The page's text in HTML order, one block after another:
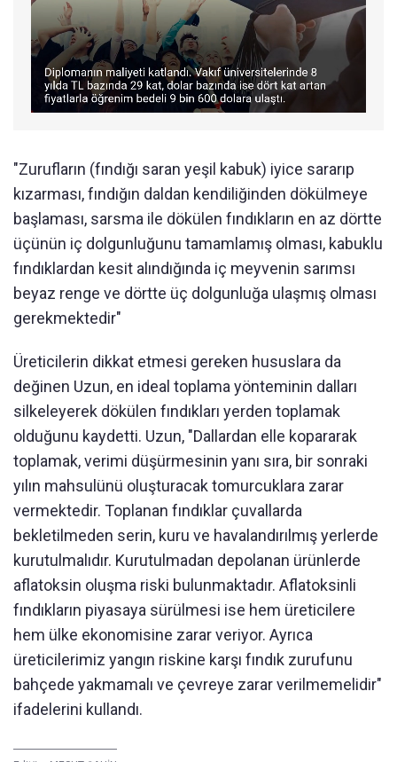
"Zurufların (fındığı saran yeşil kabuk) iyice sararıp
kızarması, fındığın daldan kendiliğinden dökülmeye
başlaması, sarsma ile dökülen fındıkların en az dörtte
üçünün iç dolgunluğunu tamamlamış olması, kabuklu
fındıklardan kesit alındığında iç meyvenin sarımsı
beyaz renge ve dörtte üç dolgunluğa ulaşmış olması
gerekmektedir"
Üreticilerin dikkat etmesi gereken hususlara da
değinen Uzun, en ideal toplama yönteminin dalları
silkeleyerek dökülen fındıkları yerden toplamak
olduğunu kaydetti. Uzun, "Dallardan elle kopararak
toplamak, verimi düşürmesinin yanı sıra, bir sonraki
yılın mahsulünü oluşturacak tomurcuklara zarar
vermektedir. Toplanan fındıklar çuvallarda
bekletilmeden serin, kuru ve havalandırılmış yerlerde
kurutulmalıdır. Kurutulmadan depolanan ürünlerde
aflatoksin oluşma riski bulunmaktadır. Aflatoksinli
fındıkların piyasaya sürülmesi ise hem üreticilere
hem ülke ekonomisine zarar veriyor. Ayrıca
üreticilerimiz yangın riskine karşı fındık zurufunu
bahçede yakmamalı ve çevreye zarar verilmemelidir"
ifadelerini kullandı.